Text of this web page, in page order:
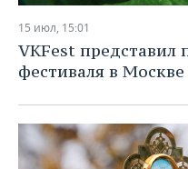
15 июл, 15:01
VKFest
фестиваля в Москве